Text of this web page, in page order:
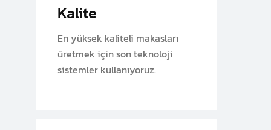
Kalite
En yüksek kaliteli makasları
üretmek için son teknoloji
sistemler kullanıyoruz.